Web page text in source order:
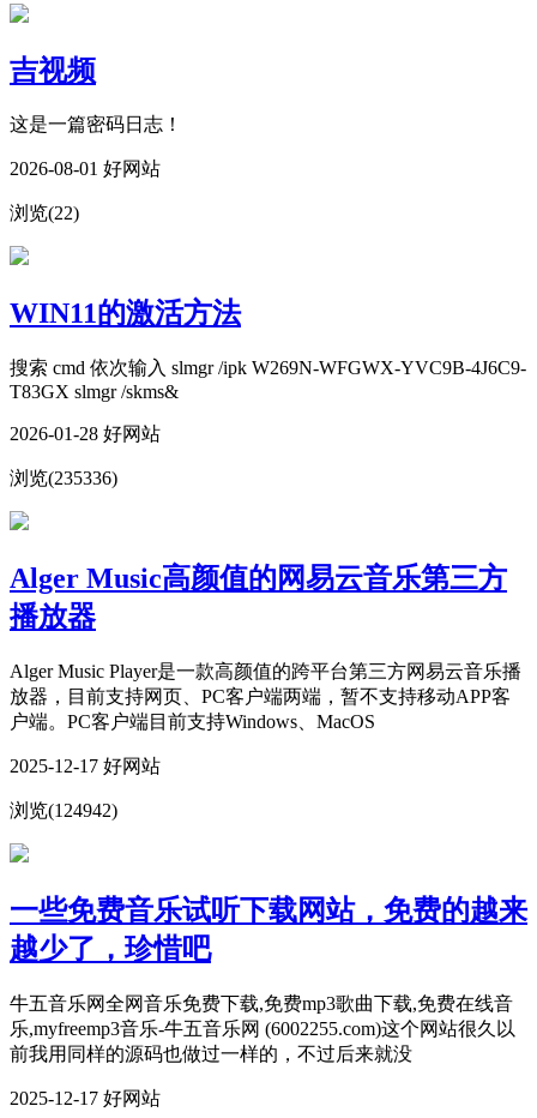
吉视频
这是一篇密码日志！
2026-08-01 好网站
浏览(22)
WIN11的激活方法
搜索 cmd 依次输入 slmgr /ipk W269N-WFGWX-YVC9B-4J6C9-
T83GX slmgr /skms&
2026-01-28 好网站
浏览(235336)
Alger Music高颜值的网易云音乐第三方
播放器
Alger Music Player是一款高颜值的跨平台第三方网易云音乐播
放器，目前支持网页、PC客户端两端，暂不支持移动APP客
户端。PC客户端目前支持Windows、MacOS
2025-12-17 好网站
浏览(124942)
一些免费音乐试听下载网站，免费的越来
越少了，珍惜吧
牛五音乐网全网音乐免费下载,免费mp3歌曲下载,免费在线音
乐,myfreemp3音乐-牛五音乐网 (6002255.com)这个网站很久以
前我用同样的源码也做过一样的，不过后来就没
2025-12-17 好网站